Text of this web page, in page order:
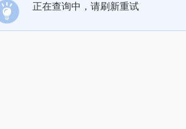
正在查询中，请刷新重试